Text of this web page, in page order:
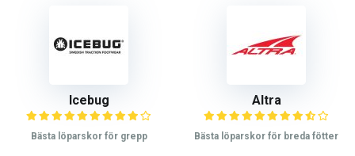
Icebug
Bästa löparskor för grepp
Altra
Bästa löparskor för breda fötter